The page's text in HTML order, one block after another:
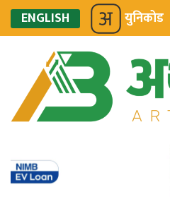
ENGLISH युनिकोड